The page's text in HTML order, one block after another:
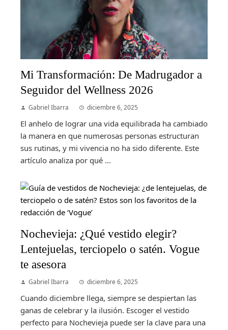
Mi Transformación: De Madrugador a
Seguidor del Wellness 2026
Gabriel Ibarra diciembre 6, 2025
El anhelo de lograr una vida equilibrada ha cambiado
la manera en que numerosas personas estructuran
sus rutinas, y mi vivencia no ha sido diferente. Este
artículo analiza por qué ...
Nochevieja: ¿Qué vestido elegir?
Lentejuelas, terciopelo o satén. Vogue
te asesora
Gabriel Ibarra diciembre 6, 2025
Cuando diciembre llega, siempre se despiertan las
ganas de celebrar y la ilusión. Escoger el vestido
perfecto para Nochevieja puede ser la clave para una